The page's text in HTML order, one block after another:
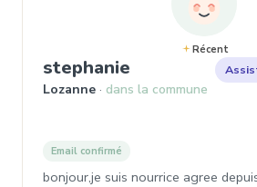
Récent
stephanie , Assistante
Lozanne dans la commune
Email confirmé
bonjour,je suis nourrice agree